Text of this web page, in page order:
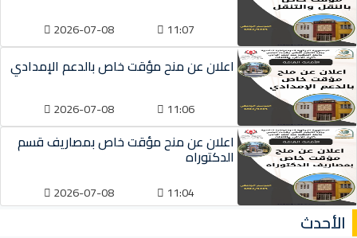
11:07
2026-07-08
اعلان عن منح مؤقت خاص بالدعم الإمدادي
11:06
2026-07-08
اعلان عن منح مؤقت خاص بمصاريف قسم
الدكتوراه
11:04
2026-07-08
الأحدث